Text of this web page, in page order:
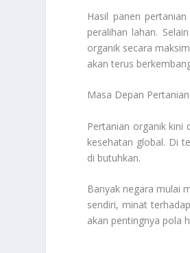
Hasil panen
peralihan lahan.
organik secara
akan terus
Masa Depan
Pertanian organik kini
kesehatan global. Di
di butuhkan.
Banyak negara mulai
sendiri, minat
akan pentingnya pola